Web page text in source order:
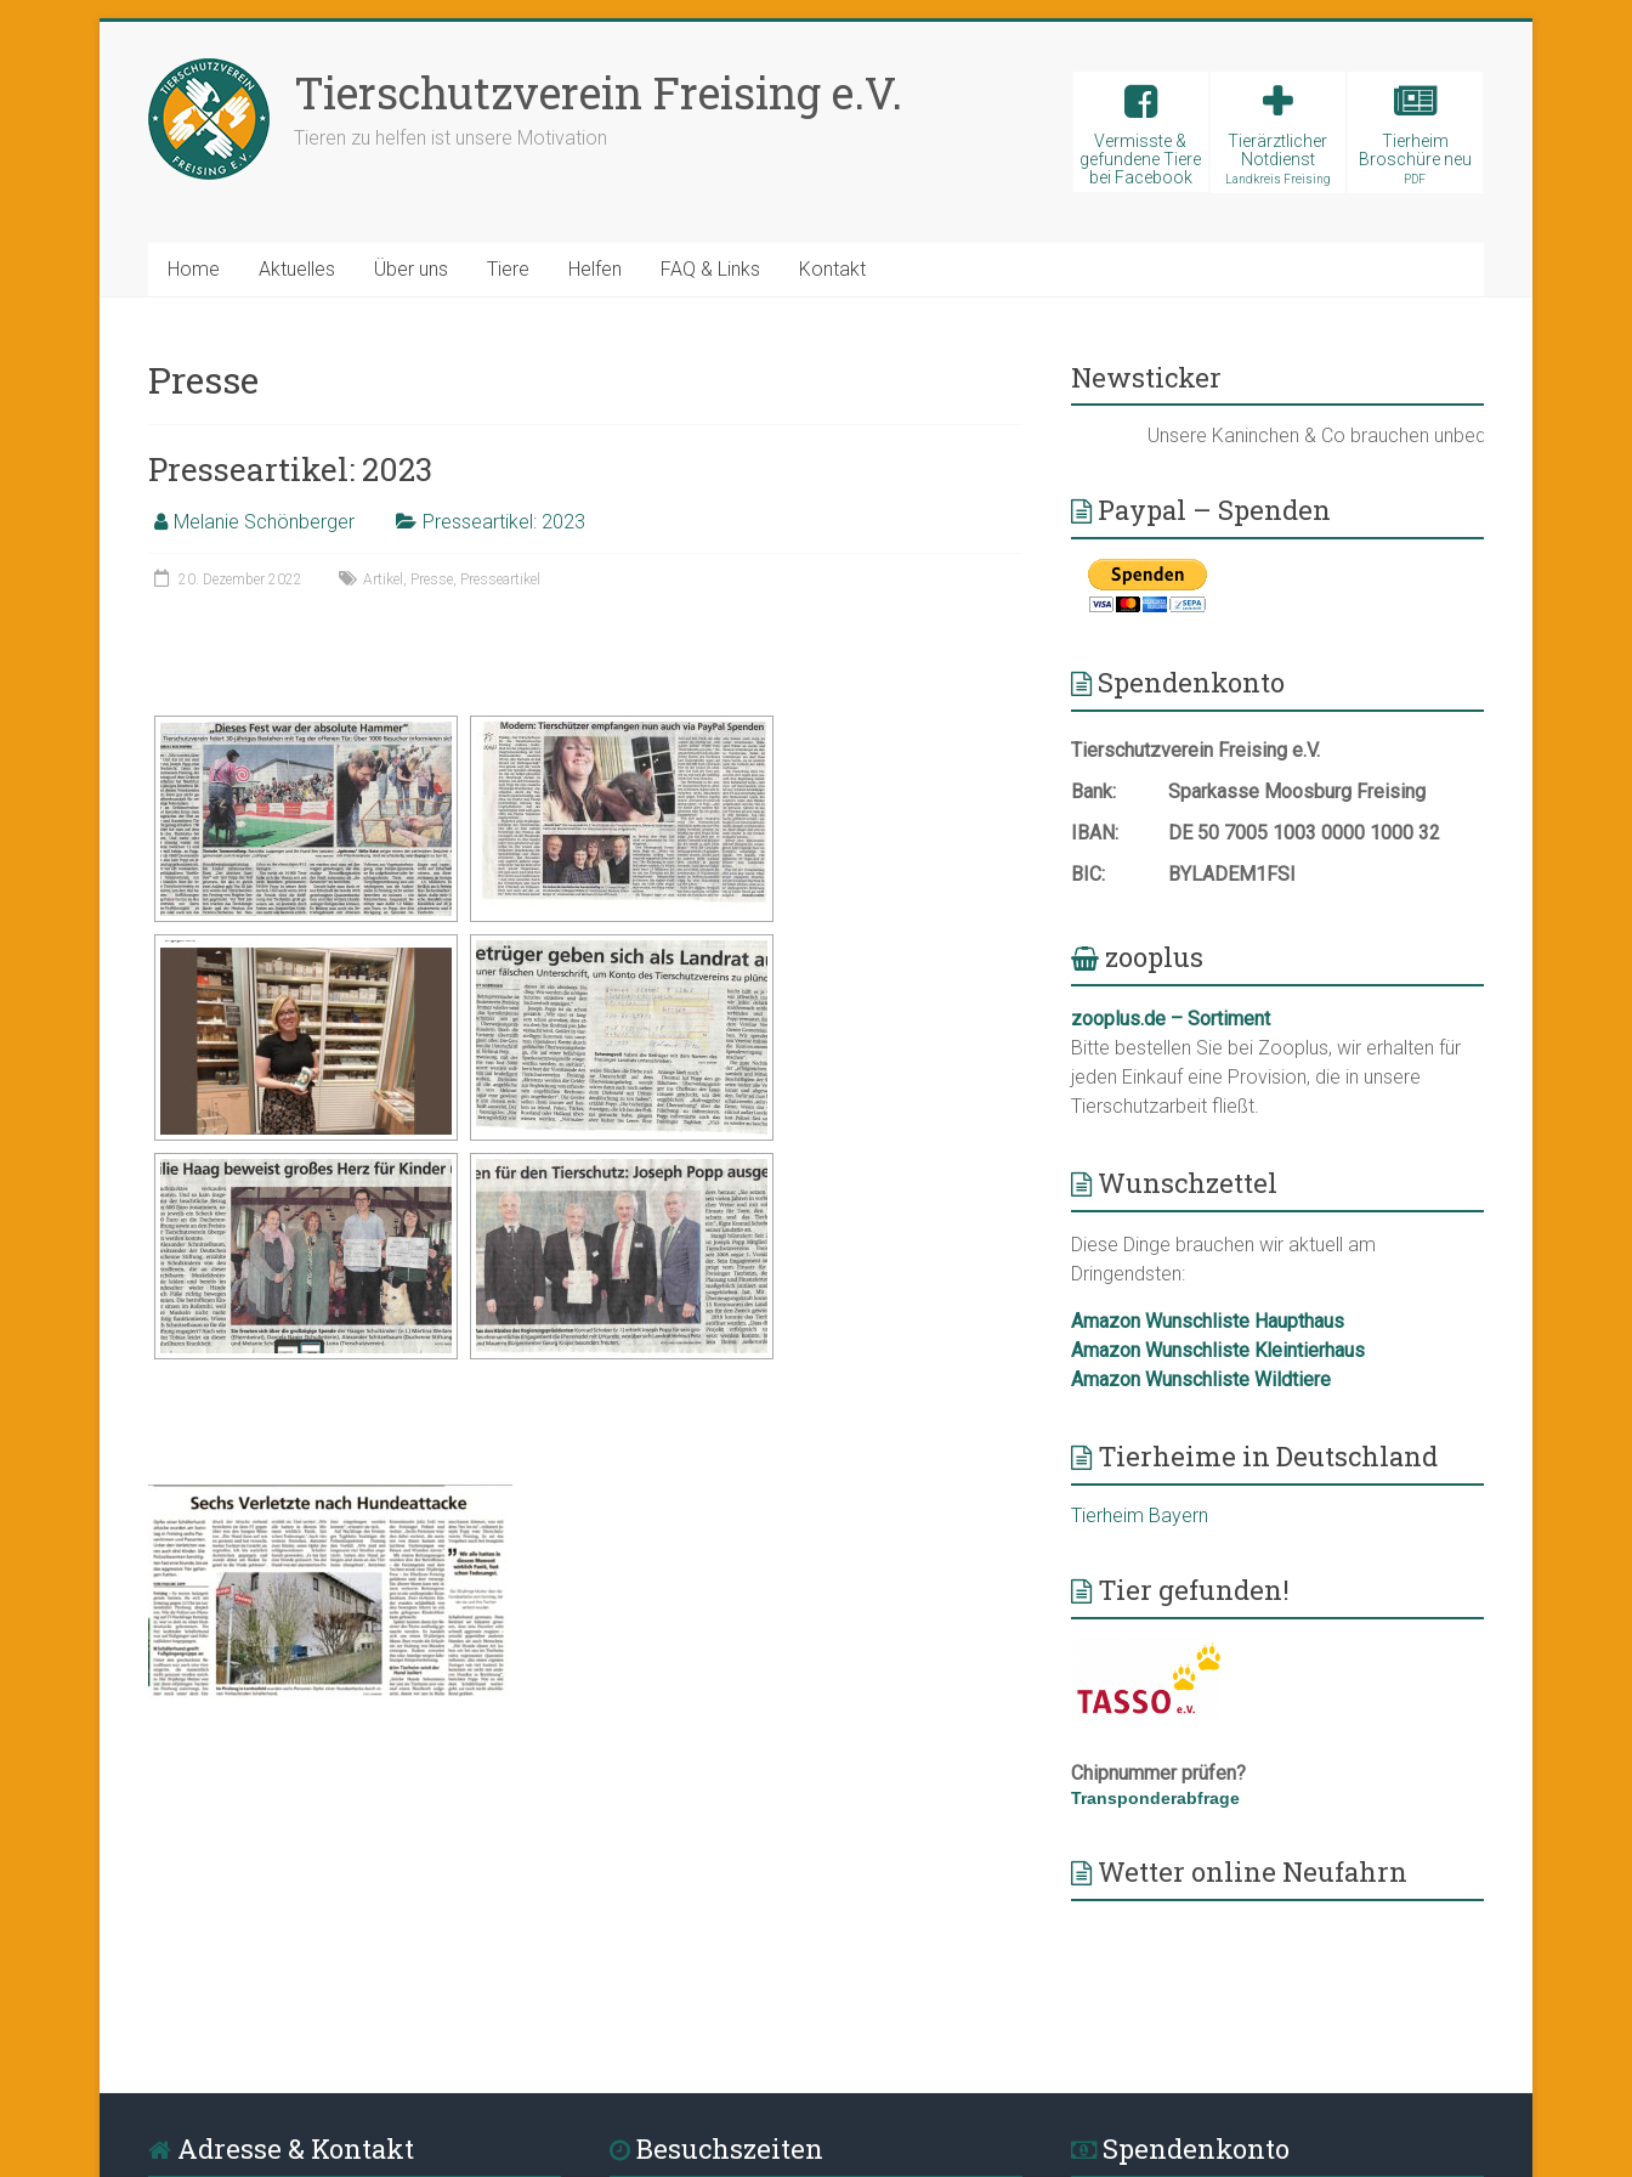
Tierschutzverein Freising e.V.
Tieren zu helfen ist unsere Motivation
Tierheim
Broschüre neu
PDF
Tierärztlicher
Notdienst
Landkreis Freising
Vermisste &
gefundene Tiere
bei Facebook
Home Aktuelles Über uns Tiere Helfen FAQ & Links Kontakt
Presse
Presseartikel: 2023
Melanie Schönberger Presseartikel: 2023
20. Dezember 2022 Artikel , Presse, Presseartikel
Newsticker
Unsere Kaninchen & Co brauchen unbedingt ein neues
Paypal – Spenden
Spendenkonto
Tierschutzverein Freising e.V.
Bank:
Sparkasse Moosburg Freising
IBAN:
DE 50 7005 1003 0000 1000 32
BIC:
BYLADEM1FSI
zooplus
zooplus.de – Sortiment
Bitte bestellen Sie bei Zooplus, wir erhalten für
jeden Einkauf eine Provision, die in unsere
Tierschutzarbeit fließt.
Wunschzettel
Diese Dinge brauchen wir aktuell am
Dringendsten:
Amazon Wunschliste Haupthaus
Amazon Wunschliste Kleintierhaus
Amazon Wunschliste Wildtiere
Tierheime in Deutschland
Tierheim Bayern
Tier gefunden!
Chipnummer prüfen?
Transponderabfrage
Wetter online Neufahrn
Adresse & Kontakt Besuchszeiten Spendenkonto